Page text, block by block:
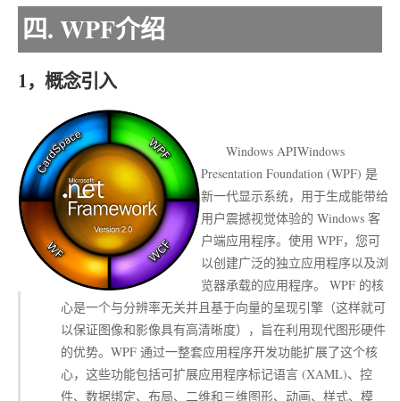
四. WPF介绍
1，概念引入
Windows APIWindows
Presentation Foundation (WPF) 是
新一代显示系统，用于生成能带给
用户震撼视觉体验的 Windows 客
户端应用程序。使用 WPF，您可
以创建广泛的独立应用程序以及浏
览器承载的应用程序。 WPF 的核
心是一个与分辨率无关并且基于向量的呈现引擎（这样就可
以保证图像和影像具有高清晰度），旨在利用现代图形硬件
的优势。WPF 通过一整套应用程序开发功能扩展了这个核
心，这些功能包括可扩展应用程序标记语言 (XAML)、控
件、数据绑定、布局、二维和三维图形、动画、样式、模